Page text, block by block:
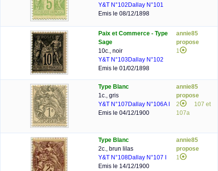
Y&T N°102 Dallay N°101
Emis le 08/12/1898
Paix et Commerce - Type
Sage
10c., noir
Y&T N°103Dallay N°102
Emis le 01/02/1898
annie85
propose
1
Type Blanc
1c., gris
Y&T N°107 Dallay N°106A I
Emis le 04/12/1900
annie85
propose
2
107 et
107a
Type Blanc
2c., brun lilas
Y&T N°108Dallay N°107 I
Emis le 14/12/1900
annie85
propose
1